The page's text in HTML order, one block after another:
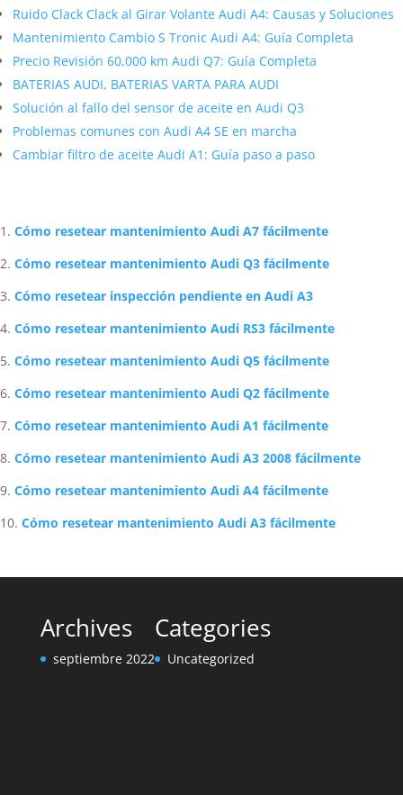
Ruido Clack Clack al Girar Volante Audi A4: Causas y Soluciones
Mantenimiento Cambio S Tronic Audi A4: Guía Completa
Precio Revisión 60,000 km Audi Q7: Guía Completa
BATERIAS AUDI, BATERIAS VARTA PARA AUDI
Solución al fallo del sensor de aceite en Audi Q3
Problemas comunes con Audi A4 SE en marcha
Cambiar filtro de aceite Audi A1: Guía paso a paso
Cómo resetear mantenimiento Audi A7 fácilmente
Cómo resetear mantenimiento Audi Q3 fácilmente
Cómo resetear inspección pendiente en Audi A3
Cómo resetear mantenimiento Audi RS3 fácilmente
Cómo resetear mantenimiento Audi Q5 fácilmente
Cómo resetear mantenimiento Audi Q2 fácilmente
Cómo resetear mantenimiento Audi A1 fácilmente
Cómo resetear mantenimiento Audi A3 2008 fácilmente
Cómo resetear mantenimiento Audi A4 fácilmente
Cómo resetear mantenimiento Audi A3 fácilmente
Archives
septiembre 2022
Categories
Uncategorized